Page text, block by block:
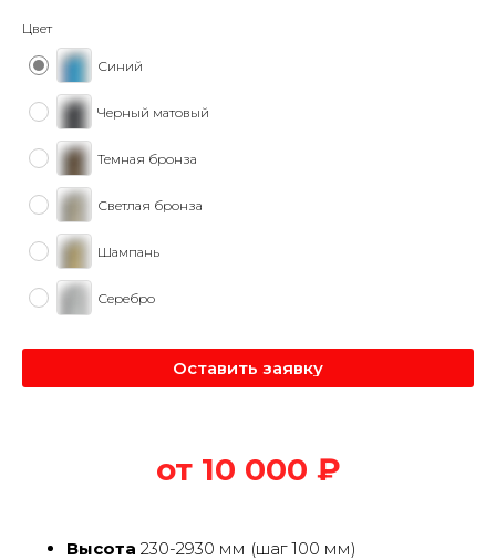
Цвет
Синий
Черный матовый
Темная бронза
Светлая бронза
Шампань
Серебро
Оставить заявку
от 10 000 ₽
Высота 230-2930 мм (шаг 100 мм)